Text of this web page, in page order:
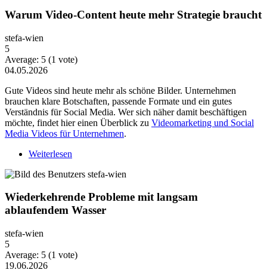
Warum Video-Content heute mehr Strategie braucht
stefa-wien
5
Average: 5 (1 vote)
04.05.2026
Gute Videos sind heute mehr als schöne Bilder. Unternehmen
brauchen klare Botschaften, passende Formate und ein gutes
Verständnis für Social Media. Wer sich näher damit beschäftigen
möchte, findet hier einen Überblick zu Videomarketing und Social
Media Videos für Unternehmen.
Weiterlesen
Wiederkehrende Probleme mit langsam
ablaufendem Wasser
stefa-wien
5
Average: 5 (1 vote)
19.06.2026